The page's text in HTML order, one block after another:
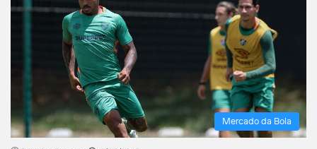
Mercado da Bola